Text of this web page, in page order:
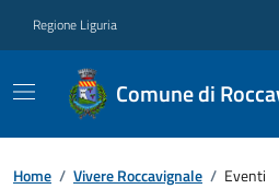
Regione Liguria
Comune di
Home / Vivere Roccavignale / Eventi